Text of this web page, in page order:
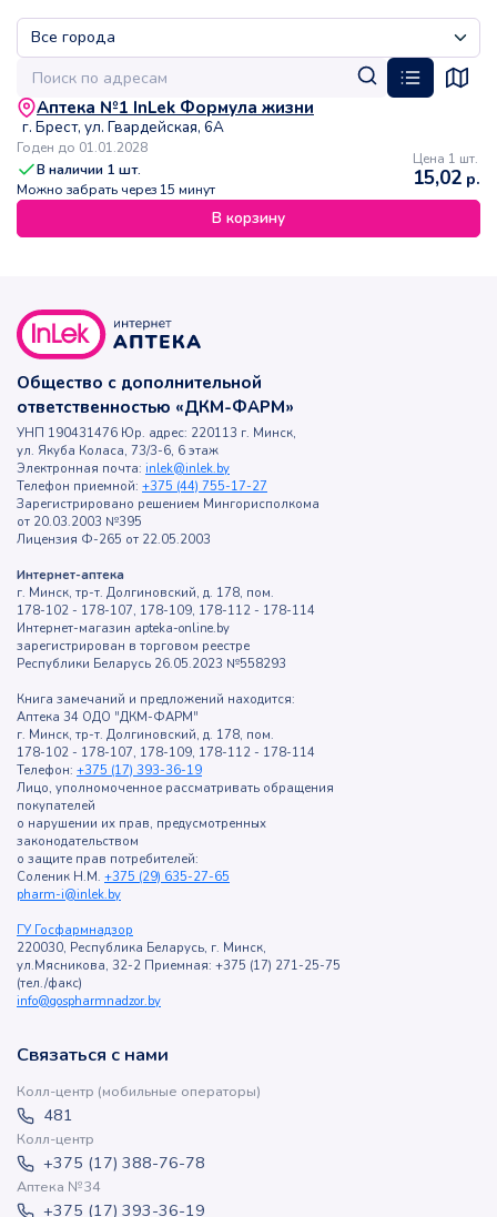
Аптека №1 InLek Формула жизни
г. Брест, ул. Гвардейская, 6А
Годен до 01.01.2028
В наличии 1 шт.
Можно забрать через 15 минут
Цена 1 шт.
15,02 р.
В корзину
Общество с дополнительной
ответственностью «ДКМ-ФАРМ»
УНП 190431476 Юр. адрес: 220113 г. Минск,
ул. Якуба Коласа, 73/3-6, 6 этаж
Электронная почта: inlek@inlek.by
Телефон приемной: +375 (44) 755-17-27
Зарегистрировано решением Мингорисполкома
от 20.03.2003 №395
Лицензия Ф-265 от 22.05.2003
Интернет-аптека
г. Минск, тр-т. Долгиновский, д. 178, пом.
178-102 - 178-107, 178-109, 178-112 - 178-114
Интернет-магазин apteka-online.by
зарегистрирован в торговом реестре
Республики Беларусь 26.05.2023 №558293
Книга замечаний и предложений находится:
Аптека 34 ОДО "ДКМ-ФАРМ"
г. Минск, тр-т. Долгиновский, д. 178, пом.
178-102 - 178-107, 178-109, 178-112 - 178-114
Телефон: +375 (17) 393-36-19
Лицо, уполномоченное рассматривать обращения
покупателей
о нарушении их прав, предусмотренных
законодательством
о защите прав потребителей:
Соленик Н.М. +375 (29) 635-27-65
pharm-i@inlek.by
ГУ Госфармнадзор
220030, Республика Беларусь, г. Минск,
ул.Мясникова, 32-2 Приемная: +375 (17) 271-25-75
(тел./факс)
info@gospharmnadzor.by
Связаться с нами
Колл-центр (мобильные операторы)
481
Колл-центр
+375 (17) 388-76-78
Аптека №34
+375 (17) 393-36-19